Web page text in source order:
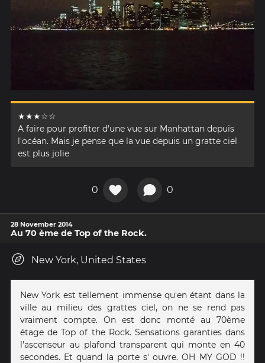
★★★☆☆
A faire pour profiter d'une vue sur Manhattan depuis
l'océan. Mais je pense que la vue depuis un gratte ciel
est plus jolie
0 0
28 November 2014
Au 70 ème de Top of the Rock.
New York, United States
New York est tellement immense qu'en étant dans la
ville au milieu des grattes ciel, on ne se rend pas
vraiment compte. On est donc monté au 70ème
étage de Top of the Rock. Sensations garanties dans
l'ascenseur au plafond transparent qui monte en 40
secondes. Et quand la porte s' ouvre. OH MY GOD !!